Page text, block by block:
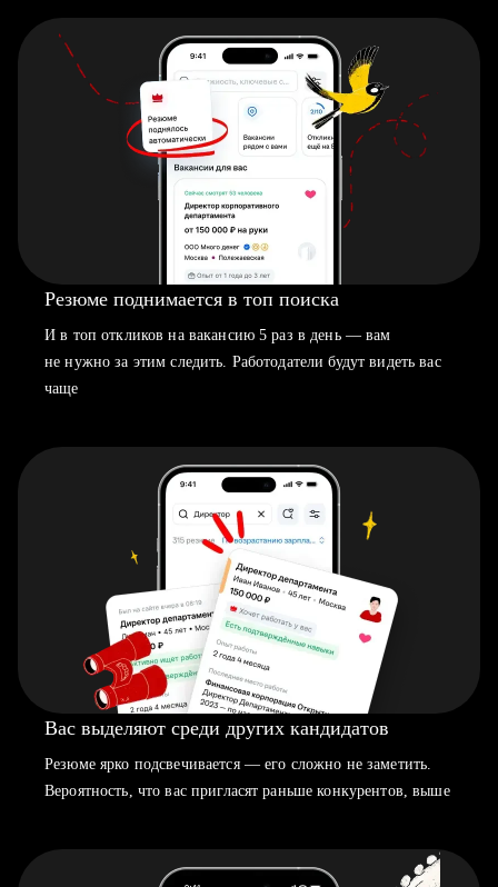
Резюме поднимается в топ поиска
И в топ откликов на вакансию 5 раз в день — вам
не нужно за этим следить. Работодатели будут видеть вас
чаще
Вас выделяют среди других кандидатов
Резюме ярко подсвечивается — его сложно не заметить.
Вероятность, что вас пригласят раньше конкурентов, выше